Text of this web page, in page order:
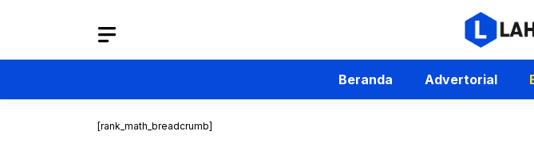
Beranda Advertorial
[rank_math_breadcrumb]